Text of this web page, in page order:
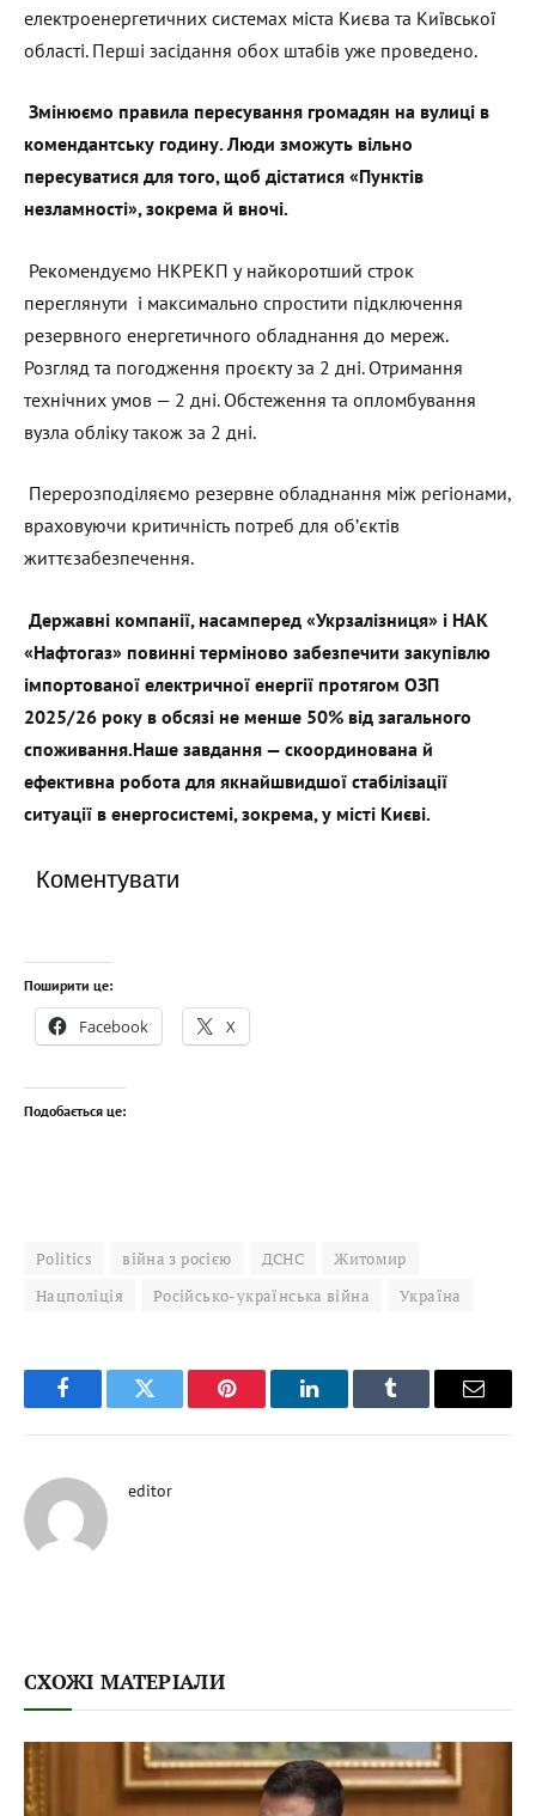
електроенергетичних системах міста Києва та Київської
області. Перші засідання обох штабів уже проведено.
Змінюємо правила пересування громадян на вулиці в
комендантську годину. Люди зможуть вільно
пересуватися для того, щоб дістатися «Пунктів
незламності», зокрема й вночі.
Рекомендуємо НКРЕКП у найкоротший строк
переглянути і максимально спростити підключення
резервного енергетичного обладнання до мереж.
Розгляд та погодження проєкту за 2 дні. Отримання
технічних умов — 2 дні. Обстеження та опломбування
вузла обліку також за 2 дні.
Перерозподіляємо резервне обладнання між регіонами,
враховуючи критичність потреб для об’єктів
життєзабезпечення.
Державні компанії, насамперед «Укрзалізниця» і НАК
«Нафтогаз» повинні терміново забезпечити закупівлю
імпортованої електричної енергії протягом ОЗП
2025/26 року в обсязі не менше 50% від загального
споживання.Наше завдання — скоординована й
ефективна робота для якнайшвидшої стабілізації
ситуації в енергосистемі, зокрема, у місті Києві.
Коментувати
Поширити це:
Facebook X
Подобається це:
Politics війна з росією ДСНС
Житомир
Нацполіція
Російсько-українська війна Україна
FacebookTwitter Pinterest LinkedInTumblr Email
editor
СХОЖІ МАТЕРІАЛИ